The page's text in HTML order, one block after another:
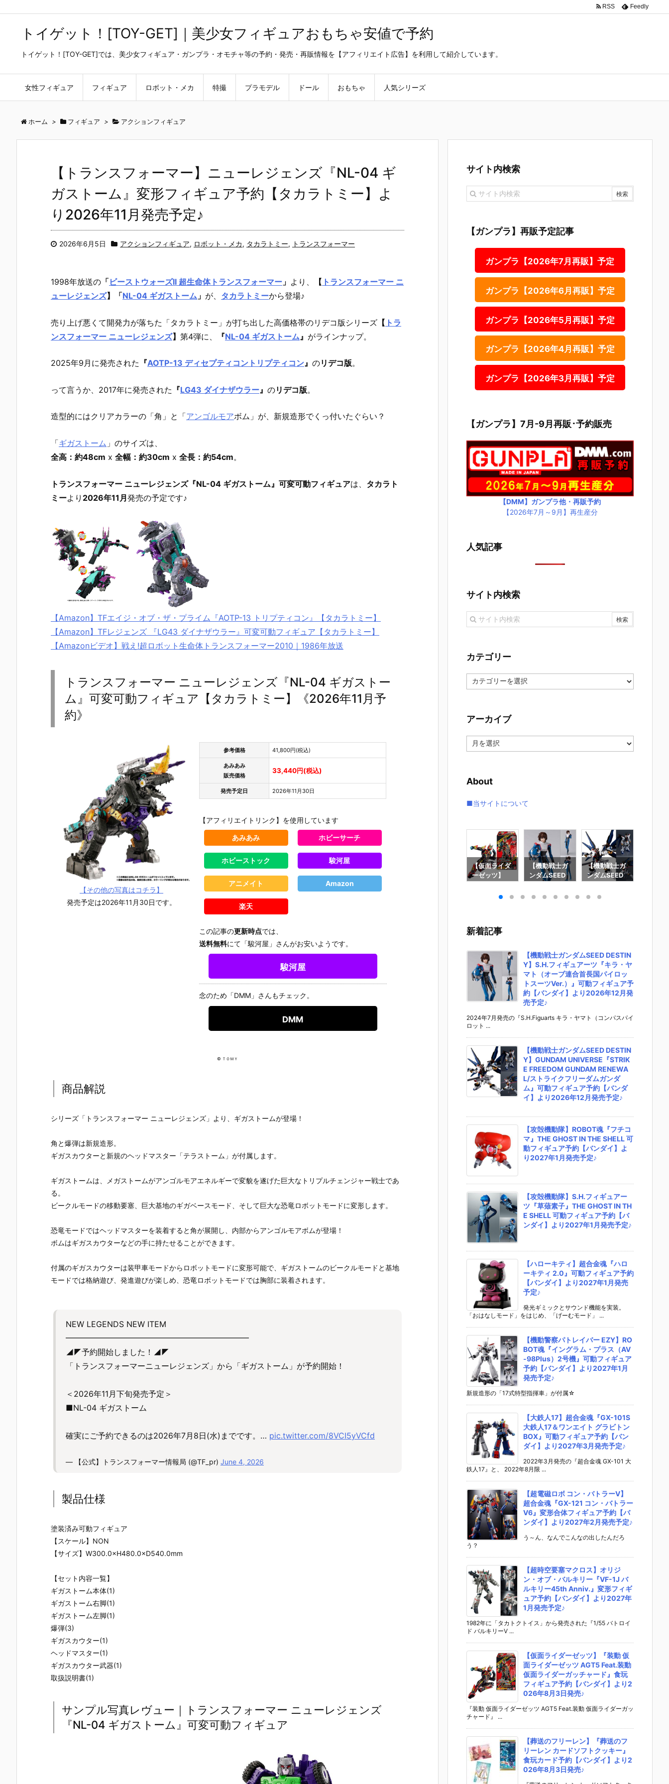
トイゲット！[TOY-GET]｜美少女フィギュアおもちゃ安値で予約
トイゲット！[TOY-GET]では、美少女フィギュア・ガンプラ・オモチャ等の予約・発売・再販情報を【アフィリエイト広告】を利用して紹介しています。
女性フィギュア フィギュア ロボット・メカ 特撮 プラモデル ドール おもちゃ 人気シリーズ
RSS Feedly
ホーム > フィギュア > アクションフィギュア
【トランスフォーマー】ニューレジェンズ『NL-04 ギ
ガストーム』変形フィギュア予約【タカラトミー】よ
り2026年11月発売予定♪
2026年6月5日 アクションフィギュア, ロボット・メカ, タカラトミー, トランスフォーマー
1998年放送の 「 ビーストウォーズII 超生命体トランスフォーマー 」 より、 【 トランスフォーマー ニ
ューレジェンズ】 「NL-04 ギガストーム 」 が、 タカラトミーから登場♪
売り上げ悪くて開発力が落ちた「タカラトミー」が打ち出した高価格帯のリデコ版シリーズ 【 トラ
ンスフォーマー ニューレジェンズ】 第4弾に、 『NL-04 ギガストーム 』 がラインナップ。
2025年9月に発売された 『AOTP-13 ディセプティコントリプティコン』 のリデコ版。
って言うか、2017年に発売された 『LG43 ダイナザウラー 』 のリデコ版。
造型的にはクリアカラーの「角」と「アンゴルモアボム」が、新規造形でくっ付いたぐらい？
「ギガストーム 」のサイズは、
全高：約48cm x 全幅：約30cm x 全長：約54cm。
トランスフォーマー ニューレジェンズ『NL-04 ギガストーム』可変可動フィギュアは、 タカラト
ミーより 2026年11月発売の予定です♪
【Amazon】TFエイジ・オブ・ザ・プライム『AOTP-13 トリプティコン』【タカラトミー】
【Amazon】TFレジェンズ 『LG43 ダイナザウラー』可変可動フィギュア【タカラトミー】
【Amazonビデオ】戦え!超ロボット生命体トランスフォーマー2010｜1986年放送
トランスフォーマー ニューレジェンズ『NL-04 ギガストー
ム』可変可動フィギュア【タカラトミー】《2026年11月予
約》
【その他の写真はコチラ】
発売予定は2026年11月30日です。
参考価格 41,800円(税込)
あみあみ
販売価格
33,440円(税込)
発売予定日 2026年11月30日
【アフィリエイトリンク】を使用しています
あみあみ ホビーサーチ
ホビーストック 駿河屋
アニメイト Amazon
楽天
この記事の更新時点では、
送料無料にて「駿河屋」さんがお安いようです。
駿河屋
念のため「DMM」さんもチェック。
DMM
© ＴＯＭＹ
商品解説
シリーズ「トランスフォーマー ニューレジェンズ」より、ギガストームが登場！
角と爆弾は新規造形。
ギガスカウターと新規のヘッドマスター「テラストーム」が付属します。
ギガストームは、メガストームがアンゴルモアエネルギーで変貌を遂げた巨大なトリプルチェンジャー戦士であ
る。
ビークルモードの移動要塞、巨大基地のギガベースモード、そして巨大な恐竜ロボットモードに変形します。
恐竜モードではヘッドマスターを装着すると角が展開し、内部からアンゴルモアボムが登場！
ボムはギガスカウターなどの手に持たせることができます。
付属のギガスカウターは装甲車モードからロボットモードに変形可能で、ギガストームのビークルモードと基地
モードでは格納遊び、発進遊びが楽しめ、恐竜ロボットモードでは胸部に装着されます。
NEW LEGENDS NEW ITEM
━━━━━━━━━━━━━━━━━━━━━━━
◢◤予約開始しました！◢◤
「トランスフォーマーニューレジェンズ」から「ギガストーム」が予約開始！
＜2026年11月下旬発売予定＞
■NL-04 ギガストーム
確実にご予約できるのは2026年7月8日(水)までです。… pic.twitter.com/8VCI5yVCfd
— 【公式】トランスフォーマー情報局 (@TF_pr) June 4, 2026
製品仕様
塗装済み可動フィギュア
【スケール】NON
【サイズ】W300.0×H480.0×D540.0mm
【セット内容一覧】
ギガストーム本体(1)
ギガストーム右脚(1)
ギガストーム左脚(1)
爆弾(3)
ギガスカウター(1)
ヘッドマスター(1)
ギガスカウター武器(1)
取扱説明書(1)
サンプル写真レヴュー｜トランスフォーマー ニューレジェンズ
『NL-04 ギガストーム』可変可動フィギュア
サイト内検索
【ガンプラ】再販予定記事
ガンプラ【2026年7月再販】予定
ガンプラ【2026年6月再販】予定
ガンプラ【2026年5月再販】予定
ガンプラ【2026年4月再販】予定
ガンプラ【2026年3月再販】予定
【ガンプラ】7月-9月再販･予約販売
【DMM】ガンプラ他・再販予約
【2026年7月～9月】再生産分
人気記事
サイト内検索
カテゴリー
カ
テ
ー
アーカイブ
ー
ブ
About
■当サイトについて
【攻殻機動
隊】ROBOT
魂『フチコ
マ』THE GH
OST IN THE
【攻殻機動
隊】S.H.フィ
ギュアーツ
『草薙素子』
THE GHOST
【ハローキテ
ィ】超合金魂
ィ 2.0』可動
約【バンダ
7年1月発売予
【機動警察パ
トレイバー E
ZY】ROBOT
魂『イングラ
ム・プラス
（AV-98Plu
動フィギュア
予約【バンダ
【大鉄人17】
超合金魂『G
X-101S 大鉄
人17＆ワンエ
イ】より202
【超電磁ロボ
コン・バトラ
魂『GX-121
【仮面ライダ
ーゼッツ】
イダーゼッツ
ード』食玩フ
【バンダイ】
より2026年8
月3日発売♪
【機動戦士ガ
ンダムSEED
S.H.フィギュ
r.）』可動フ
ィギュア予約
【バンダイ】
より2026年1
2月発売予定♪
【機動戦士ガ
ンダムSEED
UNDAM UNI
フリーダムガ
ンダム』可動
フィギュア予
約【バンダ
イ】より202
6年12月発売
新着記事
【機動戦士ガンダムSEED DESTIN
Y】S.H.フィギュアーツ『キラ・ヤ
マト（オーブ連合首長国パイロッ
トスーツVer.）』可動フィギュア予
約【バンダイ】より2026年12月発
売予定♪
2024年7月発売の『S.H.Figuarts キラ・ヤマト（コンパスパイ
ロット ...
【機動戦士ガンダムSEED DESTIN
Y】GUNDAM UNIVERSE『STRIK
E FREEDOM GUNDAM RENEWA
L/ストライクフリーダムガンダ
ム』可動フィギュア予約【バンダ
イ】より2026年12月発売予定♪
【攻殻機動隊】ROBOT魂『フチコ
マ』THE GHOST IN THE SHELL 可
動フィギュア予約【バンダイ】よ
り2027年1月発売予定♪
【攻殻機動隊】S.H.フィギュアー
ツ『草薙素子』THE GHOST IN TH
E SHELL 可動フィギュア予約【バ
ンダイ】より2027年1月発売予定♪
【ハローキティ】超合金魂『ハロ
ーキティ 2.0』可動フィギュア予約
【バンダイ】より2027年1月発売
予定♪
発光ギミックとサウンド機能を実装。
「おはなしモード」をはじめ、「げーむモード」 ...
【機動警察パトレイバー EZY】RO
BOT魂『イングラム・プラス（AV
-98Plus）2号機』可動フィギュア
予約【バンダイ】より2027年1月
発売予定♪
新規造形の「17式特型指揮車」が付属☆
【大鉄人17】超合金魂『GX-101S
大鉄人17＆ワンエイト グラビトン
BOX』可動フィギュア予約【バン
ダイ】より2027年3月発売予定♪
2022年3月発売の『超合金魂 GX-101 大
鉄人17』と、 2022年8月限 ...
【超電磁ロボ コン・バトラーV】
超合金魂『GX-121 コン・バトラー
V6』変形合体フィギュア予約【バ
ンダイ】より2027年2月発売予定♪
う～ん、なんでこんなの出したんだろ
う？
【超時空要塞マクロス】オリジ
ン・オブ・バルキリー『VF-1J バ
ルキリー45th Anniv.』変形フィギ
ュア予約【バンダイ】より2027年
1月発売予定♪
1982年に「タカトクトイス」から発売された『1/55 バトロイ
ド バルキリーV ...
【仮面ライダーゼッツ】『装動 仮
面ライダーゼッツ AGT5 Feat.装動
仮面ライダーガッチャード』食玩
フィギュア予約【バンダイ】より2
026年8月3日発売♪
『装動 仮面ライダーゼッツ AGT5 Feat.装動 仮面ライダーガッ
チャード』 ...
【葬送のフリーレン】『葬送のフ
リーレン カードソフトクッキー』
食玩カード予約【バンダイ】より2
026年8月3日発売♪